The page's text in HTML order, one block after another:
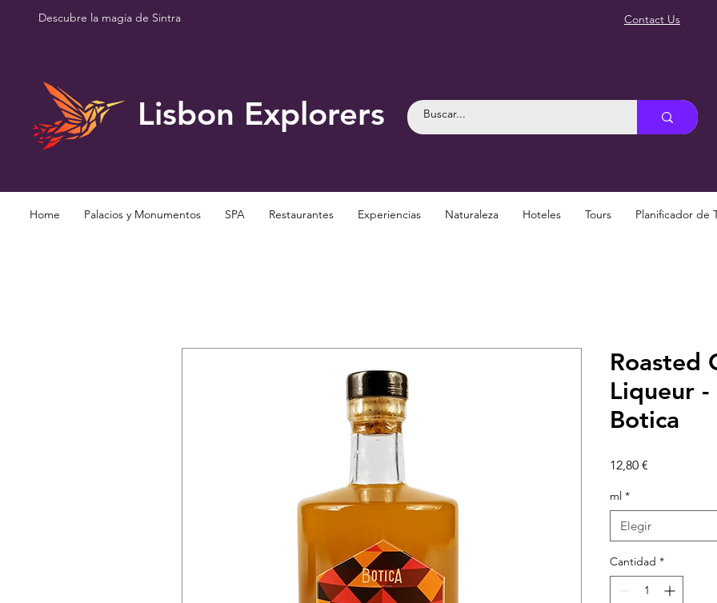
Descubre la magia de Sintra Contact Us
Lisbon Explorers
Home Palacios y Monumentos SPA Restaurantes Experiencias Naturaleza Hoteles Tours Planificador de
Roasted
Liqueur
Botica
12,80 €
ml *
Elegir
Cantidad *